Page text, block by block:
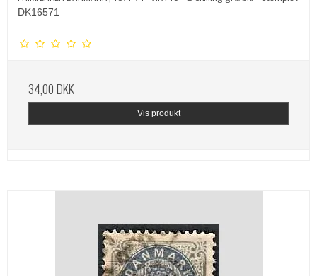
DK16571
34,00 DKK
Vis produkt